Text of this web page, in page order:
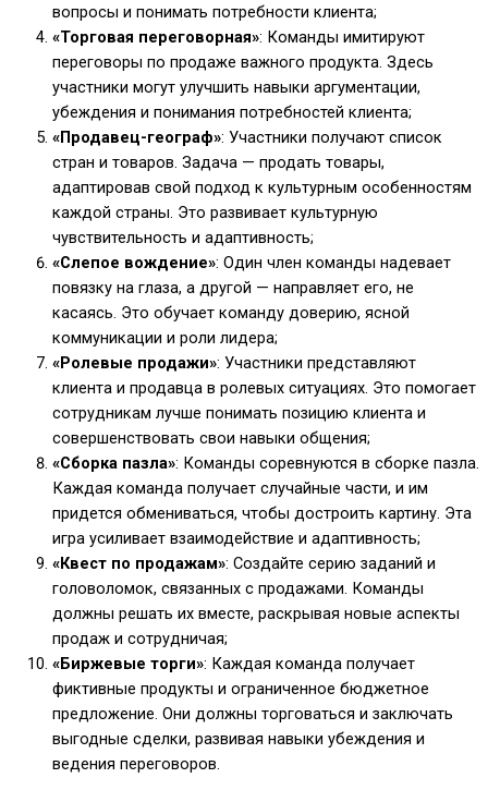
вопросы и понимать потребности клиента;
«Торговая переговорная»: Команды имитируют
переговоры по продаже важного продукта. Здесь
участники могут улучшить навыки аргументации,
убеждения и понимания потребностей клиента;
«Продавец-географ»: Участники получают список
стран и товаров. Задача — продать товары,
адаптировав свой подход к культурным особенностям
каждой страны. Это развивает культурную
чувствительность и адаптивность;
«Слепое вождение»: Один член команды надевает
повязку на глаза, а другой — направляет его, не
касаясь. Это обучает команду доверию, ясной
коммуникации и роли лидера;
«Ролевые продажи»: Участники представляют
клиента и продавца в ролевых ситуациях. Это помогает
сотрудникам лучше понимать позицию клиента и
совершенствовать свои навыки общения;
«Сборка пазла»: Команды соревнуются в сборке пазла.
Каждая команда получает случайные части, и им
придется обмениваться, чтобы достроить картину. Эта
игра усиливает взаимодействие и адаптивность;
«Квест по продажам»: Создайте серию заданий и
головоломок, связанных с продажами. Команды
должны решать их вместе, раскрывая новые аспекты
продаж и сотрудничая;
«Биржевые торги»: Каждая команда получает
фиктивные продукты и ограниченное бюджетное
предложение. Они должны торговаться и заключать
выгодные сделки, развивая навыки убеждения и
ведения переговоров.